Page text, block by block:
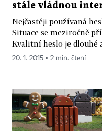
stále vládnou
Nejčastěji používaná
Situace se meziročně
Kvalitní heslo je dlouhé
20. 1. 2015 ▪ 2 min. čtení